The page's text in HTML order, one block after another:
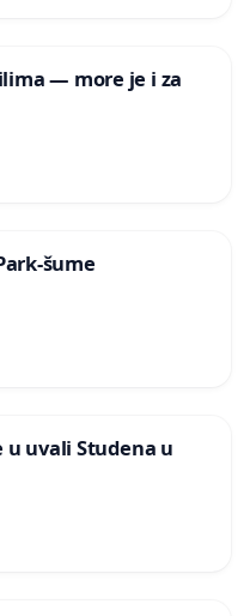
— more je i za
šume
uvali Studena u